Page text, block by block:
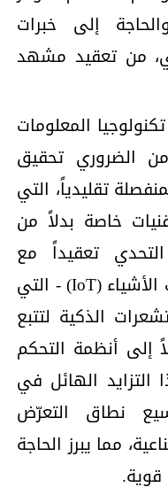
إلى خبرات
من تعقيد مشهد
المعلومات
من الضروري تحقيق
تقليدياً، التي
خاصة بدلاً من
التحدي تعقيداً مع
الانتشار السريع لأجهزة إنترنت الأشياء (IoT) - التي
الذكية لتتبع
إلى أنظمة التحكم
الهائل في
نطاق التعرّض
مما يبرز الحاجة
قوية.